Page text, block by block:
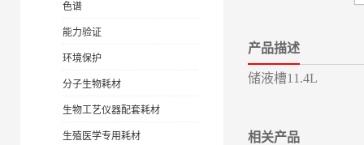
色谱
能力验证
环境保护
分子生物耗材
生物工艺仪器配套耗材
生殖医学专用耗材
产品描述
储液槽11.4L
相关产品